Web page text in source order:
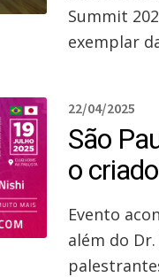
Summit
exemplar
22/04/2025
São
o
Evento
além do